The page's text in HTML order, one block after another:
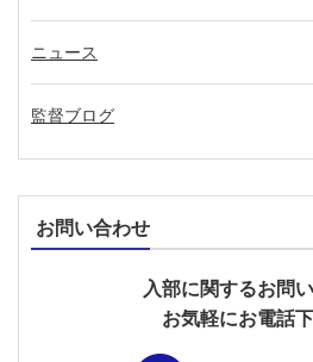
ニュース
監督ブログ
お問い合わせ
入部に関するお問
お気軽にお電話下